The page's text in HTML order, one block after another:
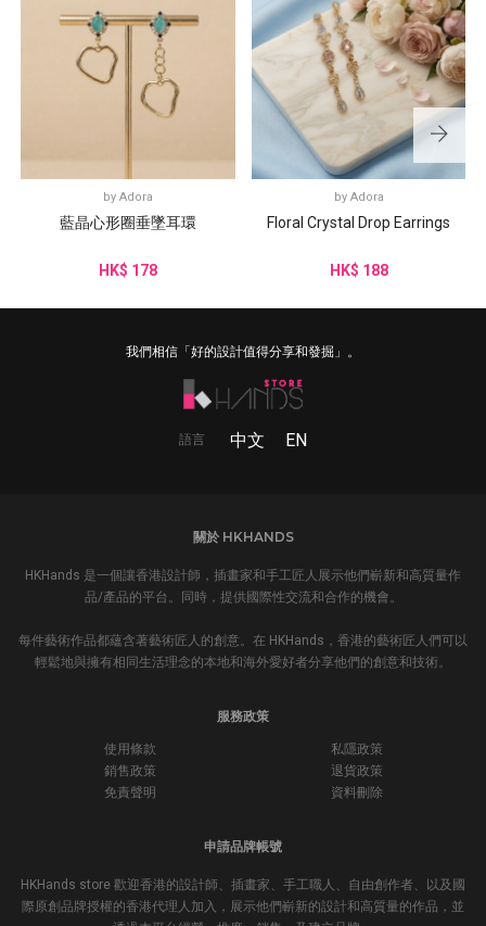
by Adora
藍晶心形圈垂墜耳環
HK$ 178
by Adora
Floral Crystal Drop Earrings
HK$ 188
我們相信「好的設計值得分享和發掘」。
語言 中文 EN
關於 HKHANDS
HKHands 是一個讓香港設計師，插畫家和手工匠人展示他們嶄新和高質量作
品/產品的平台。同時，提供國際性交流和合作的機會。
每件藝術作品都蘊含著藝術匠人的創意。在 HKHands，香港的藝術匠人們可以
輕鬆地與擁有相同生活理念的本地和海外愛好者分享他們的創意和技術。
服務政策
使用條款
私隱政策
銷售政策
退貨政策
免責聲明
資料刪除
申請品牌帳號
HKHands store 歡迎香港的設計師、插畫家、手工職人、自由創作者、以及國
際原創品牌授權的香港代理人加入，展示他們嶄新的設計和高質量的作品，並